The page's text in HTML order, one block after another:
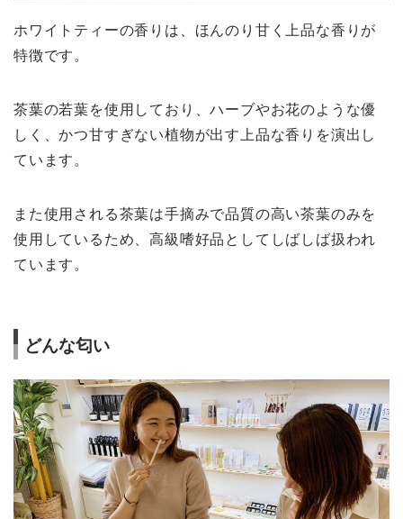
ホワイトティーの香りは、ほんのり甘く上品な香りが
特徴です。
茶葉の若葉を使用しており、ハーブやお花のような優
しく、かつ甘すぎない植物が出す上品な香りを演出し
ています。
また使用される茶葉は手摘みで品質の高い茶葉のみを
使用しているため、高級嗜好品としてしばしば扱われ
ています。
どんな匂い